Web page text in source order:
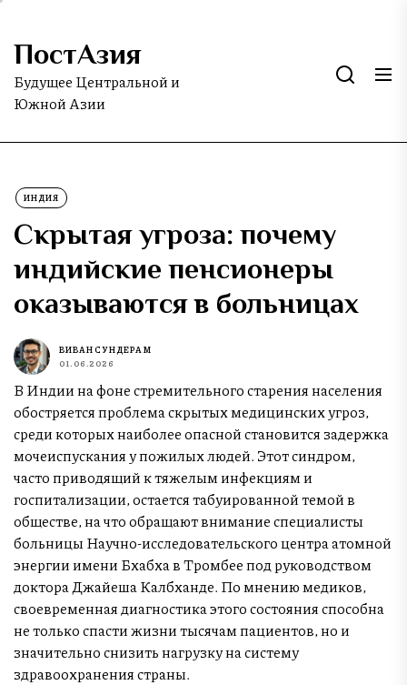
Skip
the
content
ПостАзия
Будущее Центральной и
Южной Азии
ИНДИЯ
Скрытая угроза: почему
индийские пенсионеры
оказываются в больницах
ВИВАН СУНДЕРАМ
01.06.2026
В Индии на фоне стремительного старения населения
обостряется проблема скрытых медицинских угроз,
среди которых наиболее опасной становится задержка
мочеиспускания у пожилых людей. Этот синдром,
часто приводящий к тяжелым инфекциям и
госпитализации, остается табуированной темой в
обществе, на что обращают внимание специалисты
больницы Научно-исследовательского центра атомной
энергии имени Бхабха в Тромбее под руководством
доктора Джайеша Калбханде. По мнению медиков,
своевременная диагностика этого состояния способна
не только спасти жизни тысячам пациентов, но и
значительно снизить нагрузку на систему
здравоохранения страны.